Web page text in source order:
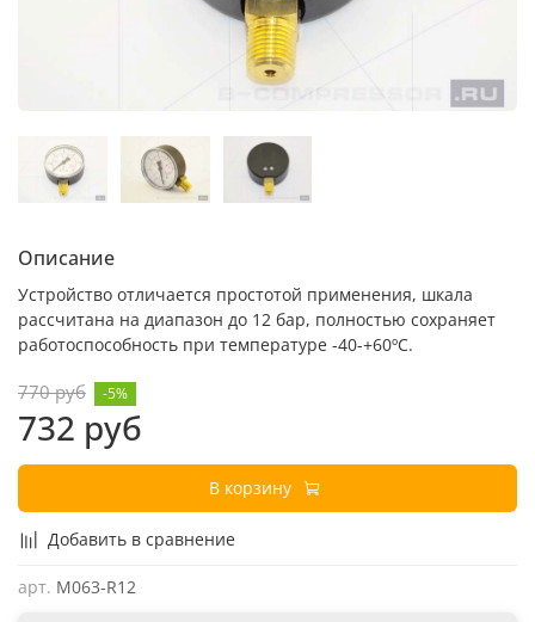
Добавить в сравнение
арт. М063-R12
Описание
Устройство отличается простотой применения, шкала
рассчитана на диапазон до 12 бар, полностью сохраняет
работоспособность при температуре -40-+60ºС.
770 руб
732 руб
-5%
В корзину